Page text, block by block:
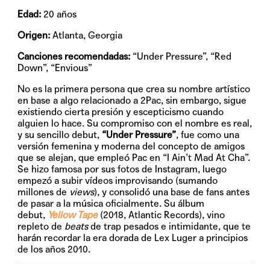
Edad: 20 años
Origen:Atlanta, Georgia
Canciones recomendadas: “Under Pressure”, “Red
Down”, “Envious”
No es la primera persona que crea su nombre artístico
en base a algo relacionado a 2Pac, sin embargo, sigue
existiendo cierta presión y escepticismo cuando
alguien lo hace. Su compromiso con el nombre es real,
y su sencillo debut, “Under Pressure”, fue como una
versión femenina y moderna del concepto de amigos
que se alejan, que empleó Pac en “I Ain’t Mad At Cha”.
Se hizo famosa por sus fotos de Instagram, luego
empezó a subir vídeos improvisando (sumando
millones de views), y consolidó una base de fans antes
de pasar a la música oficialmente. Su álbum
debut, Yellow Tape (2018, Atlantic Records), vino
repleto de beatsde trap pesados e intimidante, que te
harán recordar la era dorada de Lex Luger a principios
de los años 2010.